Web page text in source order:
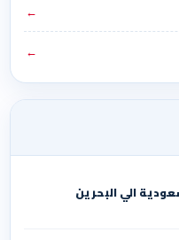
←
←
الي البحرين